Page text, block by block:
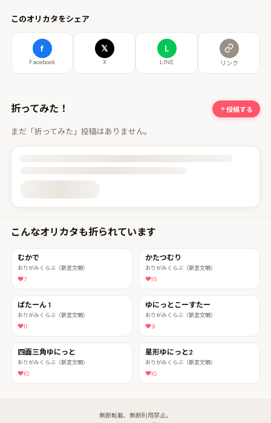
このオリカタをシェア
f
Facebook
𝕏
X
L
LINE リンク
折ってみた！ 投稿する
まだ「折ってみた」投稿はありません。
投稿詳細を読み込んでいます
こんなオリカタも折られています
むかで
おりがみくらぶ（新宮文明）
7
かたつむり
おりがみくらぶ（新宮文明）
15
ぱたーん 1
おりがみくらぶ（新宮文明）
11
ゆにっとこーすたー
おりがみくらぶ（新宮文明）
9
四面三角ゆにっと
おりがみくらぶ（新宮文明）
10
星形ゆにっと2
おりがみくらぶ（新宮文明）
10
無断転載、無断利用禁止。